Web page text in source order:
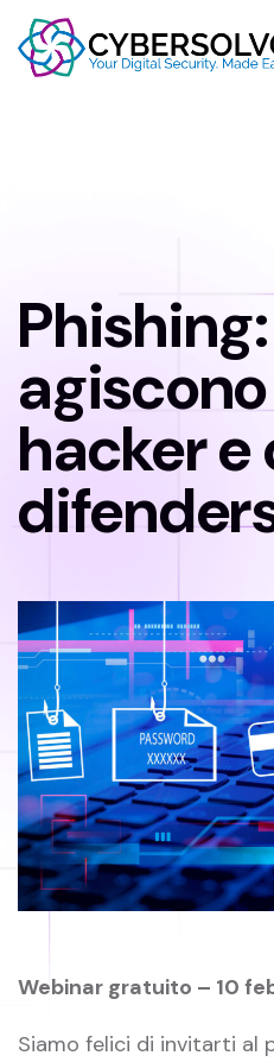
hacker e
Webinar gratuito – 10
Siamo felici di invitarti al